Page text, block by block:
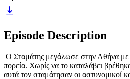
Episode Description
Ο Σταμάτης μεγάλωσε στην Αθήνα με
πορεία. Χωρίς να το καταλάβει
αυτά τον σταμάτησαν οι αστυνομικοί